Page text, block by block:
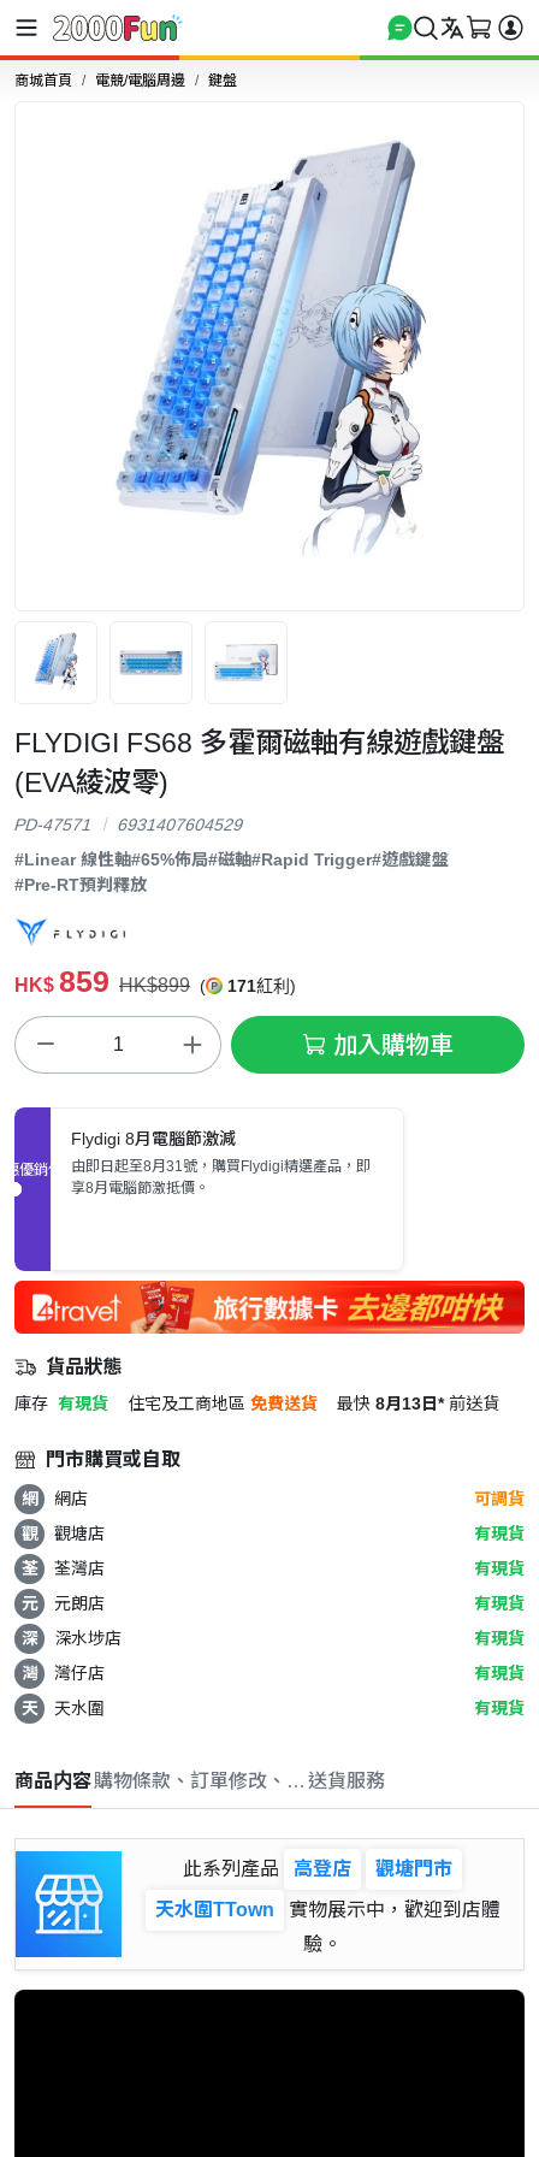
商城首頁 電競/電腦周邊 鍵盤
FLYDIGI FS68 多霍爾磁軸有線遊戲鍵盤
(EVA綾波零)
PD-47571
6931407604529
#Linear 線性軸#65%佈局#磁軸#Rapid Trigger#遊戲鍵盤
#Pre-RT預判釋放
HK$ 859 HK$899 ( 171紅利)
加入購物車
促銷優惠
Flydigi 8月電腦節激減
由即日起至8月31號，購買Flydigi精選產品，即
享8月電腦節激抵價。
貨品狀態
庫存 有現貨 住宅及工商地區 免費送貨 最快 8月13日* 前送貨
門市購買或自取
網 網店
可調貨
觀
觀塘店
有現貨
荃
荃灣店
有現貨
元
元朗店
有現貨
深
深水埗店
有現貨
灣
灣仔店
有現貨
天
天水圍 有現貨
商品内容購物條款、訂單修改、取消與退款政策
送貨服務
此系列產品 高登店
觀塘門市
天水圍TTown
實物展示中，歡迎到店體
驗。